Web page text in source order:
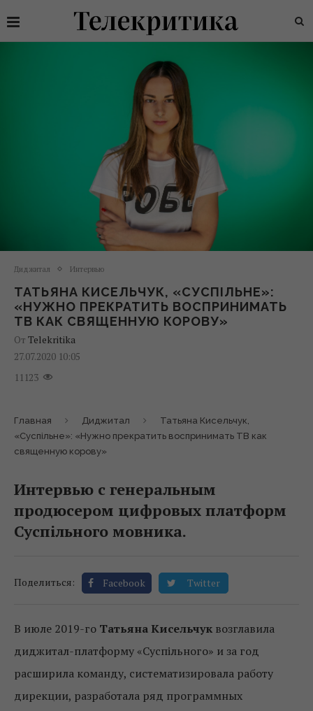
Диджитал Интервью
ТАТЬЯНА КИСЕЛЬЧУК, «СУСПІЛЬНЕ»:
«НУЖНО ПРЕКРАТИТЬ ВОСПРИНИМАТЬ
ТВ КАК СВЯЩЕННУЮ КОРОВУ»
От Telekritika
27.07.2020 10:05
11123
Главная Диджитал
Татьяна Кисельчук,
«Суспільне»: «Нужно прекратить воспринимать ТВ как
священную корову»
Интервью с генеральным
продюсером цифровых платформ
Суспільного мовника.
Поделиться: Facebook Twitter
В июле 2019-го Татьяна Кисельчук возглавила
диджитал-платформу «Суспільного» и за год
расширила команду, систематизировала работу
дирекции, разработала ряд программных